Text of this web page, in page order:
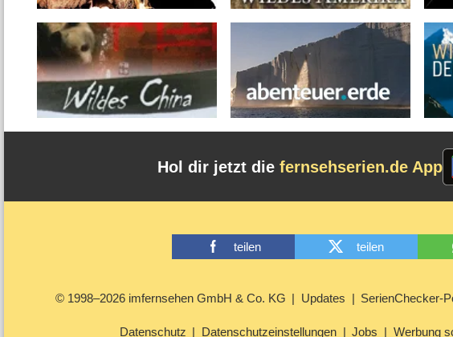
Hol dir jetzt die fernsehserien.de App
teilen teilen
© 1998–2026 imfernsehen GmbH & Co. KG Updates SerienChecker-
Datenschutz Datenschutzeinstellungen Jobs Werbung